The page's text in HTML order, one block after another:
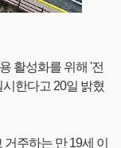
활성화를 위해 '전
한다고 20일 밝혔
주하는 만 19세 이